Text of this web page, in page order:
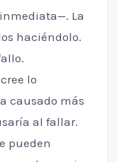
La
haciéndolo.
lo
causado más
al fallar.
pueden